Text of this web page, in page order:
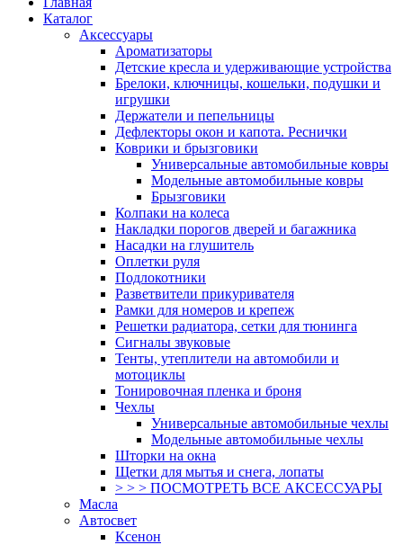
Каталог
Аксессуары
Ароматизаторы
Детские кресла и удерживающие устройства
Брелоки, ключницы, кошельки, подушки и
игрушки
Держатели и пепельницы
Дефлекторы окон и капота. Реснички
Коврики и брызговики
Универсальные автомобильные ковры
Модельные автомобильные ковры
Брызговики
Колпаки на колеса
Накладки порогов дверей и багажника
Насадки на глушитель
Оплетки руля
Подлокотники
Разветвители прикуривателя
Рамки для номеров и крепеж
Решетки радиатора, сетки для тюнинга
Сигналы звуковые
Тенты, утеплители на автомобили и
мотоциклы
Тонировочная пленка и броня
Чехлы
Универсальные автомобильные чехлы
Модельные автомобильные чехлы
Шторки на окна
Щетки для мытья и снега, лопаты
> > > ПОСМОТРЕТЬ ВСЕ АКСЕССУАРЫ
Масла
Автосвет
Ксенон